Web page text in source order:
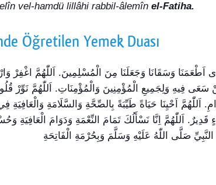
vel-hamdü lillâhi rabbil-âlemîn el-Fatiha.
Öğretilen Yemek Duası
اَطْعَمَنَا وَسَقَانَا وَجَعَلَنَا مِنَ الْمُسْلِمِينَ. اَللّٰهُمَّ
سَعَى فِيهِ وَلِجَمِيعِ الْمُؤْمِنِينَ وَالْمُؤْمِنَاتِ. اَللّٰهُمَّ نَوِّرْ
اَللّٰهُمَّ اَحْيِنَا حَيَاةً طَيِّبَةً بِالصِّحَّةِ وَالسَّلَامَةِ وَالْعَافِيَةِ
اَللّٰهُمَّ اِنَّا نَسْأَلُكَ تَمَامَ النِّعْمَةِ وَدَوَامَ الْعَافِيَةِ
صَلَّى اللّٰهُ عَلَيْهِ وَسَلَّمَ وَبِحُرْمَةِ الْفَاتِحَةِ